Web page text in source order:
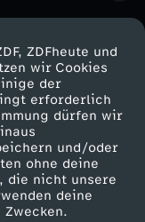
ZDFheute und
wir Cookies
der
erforderlich
dürfen wir
und/oder
ohne deine
die nicht unsere
deine
ZDF